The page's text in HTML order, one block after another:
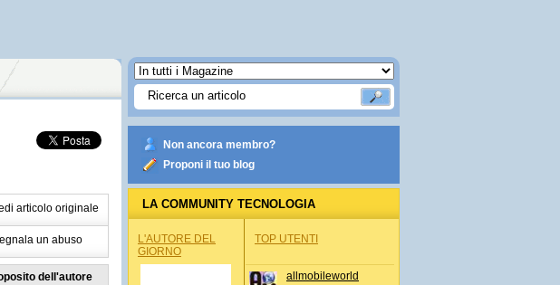
articolo originale
un abuso
dell'autore
Non ancora membro?
Proponi il tuo blog
LA COMMUNITY TECNOLOGIA
L'AUTORE DEL
GIORNO
TOP UTENTI
allmobileworld